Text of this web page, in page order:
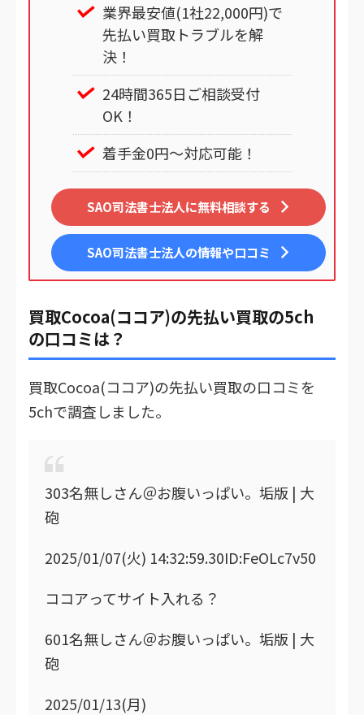
業界最安値(1社22,000円)で
先払い買取トラブルを解
決！
24時間365日ご相談受付
OK！
着手金0円～対応可能！
SAO司法書士法人に無料相談する
SAO司法書士法人の情報や口コミ
買取Cocoa(ココア)の先払い買取の5ch
の口コミは？
買取Cocoa(ココア)の先払い買取の口コミを
5chで調査しました。
303名無しさん＠お腹いっぱい。垢版 | 大
砲
2025/01/07(火) 14:32:59.30ID:FeOLc7v50
ココアってサイト入れる？
601名無しさん＠お腹いっぱい。垢版 | 大
砲
2025/01/13(月)